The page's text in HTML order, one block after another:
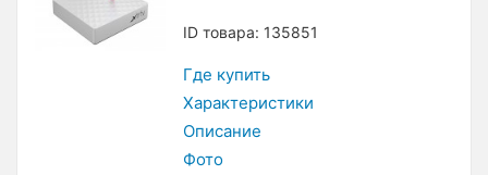
ID товара: 135851
Где купить
Характеристики
Описание
Фото